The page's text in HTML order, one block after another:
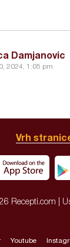
Damjanovic
2024, 1:05 pm
Vrh
Recepti.com |
Youtube